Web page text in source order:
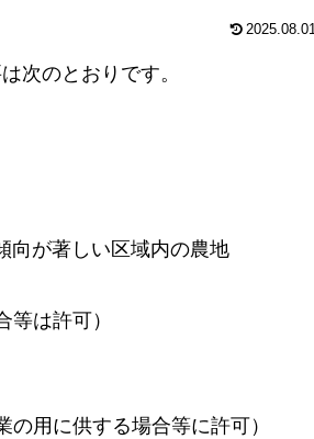
2025.08.01
次のとおりです。
向が著しい区域内の農地
は許可）
用に供する場合等に許可）